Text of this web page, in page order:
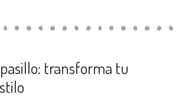
transforma tu